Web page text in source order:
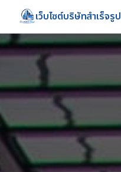
เว็บไซต์บริษัทสำเร็จรูป